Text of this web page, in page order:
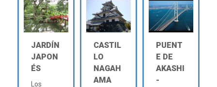
JARDÍN
JAPON
ÉS
Los
CASTIL
LO
NAGAH
AMA
PUENT
E DE
AKASHI
-